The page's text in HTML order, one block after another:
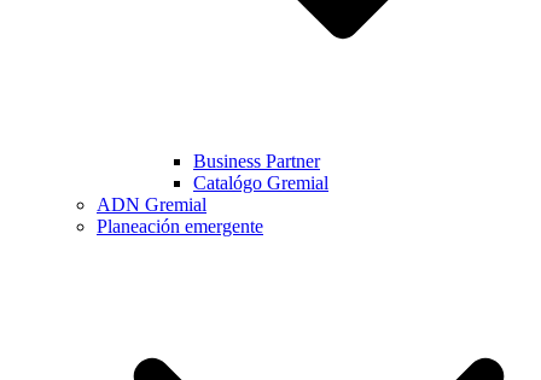
Business Partner
Catalógo Gremial
ADN Gremial
Planeación emergente